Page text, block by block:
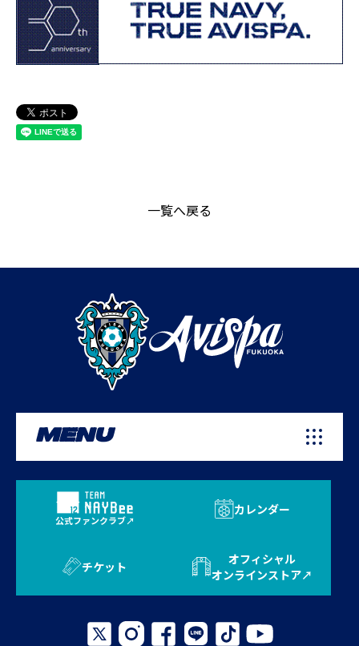
一覧へ戻る
MENU
公式ファンクラブ
カレンダー
チケット
オフィシャル
オンラインストア